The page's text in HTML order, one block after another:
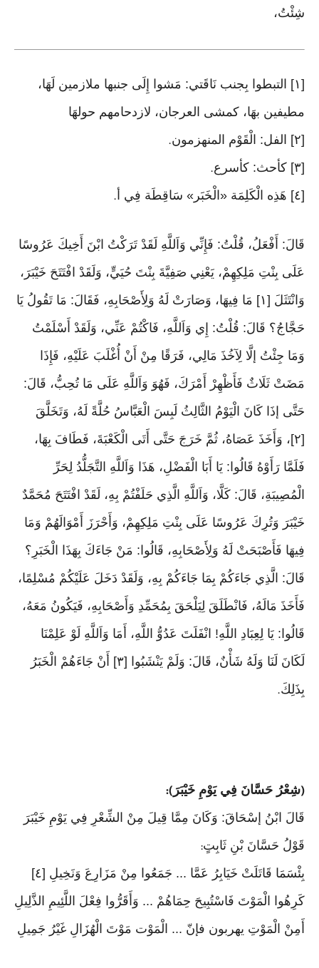
شِئْتُ،
[١] التبطوا بِجنب نَاقَتي: مَشوا إِلَى جنبها ملازمين لَهَا،
مطيفين بهَا، كمشى العرجان، لازدحامهم حولهَا
[٢] الفل: الْقَوْم المنهزمون
.
[٣] كأحث: كأسرع .
[٤] هَذِه الْكَلِمَة «الْخَبَر» سَاقِطَة فِي أ .
قَالَ: أَفْعَلُ، قُلْتُ: فَإِنِّي وَاَللَّهِ لَقَدْ تَرَكْتُ ابْنَ أَخِيكَ عَرُوسًا
عَلَى بِنْتِ مَلِكِهِمْ، يَعْنِي صَفِيَّةَ بِنْتَ حُيَيٍّ، وَلَقَدْ افْتَتَحَ خَيْبَرَ،
وَانْتَثَلَ [١] مَا فِيهَا، وَصَارَتْ لَهُ وَلِأَصْحَابِهِ، فَقَالَ: مَا تَقُولُ يَا
حَجَّاجُ؟ قَالَ: قُلْتُ: إِي وَاَللَّهِ، فَاكْتُمْ عَنِّي، وَلَقَدْ أَسْلَمْتُ
وَمَا جِئْتُ إلَّا لِآخُذَ مَالِي، فَرَقًا مِنْ أَنْ أُغْلَبَ عَلَيْهِ، فَإِذَا
مَضَتْ ثَلَاثٌ فَأَظْهِرْ أَمْرَكَ، فَهُوَ وَاَللَّهِ عَلَى مَا تُحِبُّ، قَالَ:
حَتَّى إذَا كَانَ الْيَوْمُ الثَّالِثُ لَبِسَ الْعَبَّاسُ حُلَّةً لَهُ، وَتَخَلَّقَ
[٢]، وَأَخَذَ عَصَاهُ، ثُمَّ خَرَجَ حَتَّى أَتَى الْكَعْبَةَ، فَطَافَ بِهَا،
فَلَمَّا رَأَوْهُ قَالُوا: يَا أَبَا الْفَضْلِ، هَذَا وَاَللَّهِ التَّجَلُّدُ لِحَرِّ
الْمُصِيبَةِ، قَالَ: كَلَّا، وَاَللَّهِ الَّذِي حَلَفْتُمْ بِهِ، لَقَدْ افْتَتَحَ مُحَمَّدٌ
خَيْبَرَ وَتُرِكَ عَرُوسًا عَلَى بِنْتِ مَلِكِهِمْ، وَأَحْرَزَ أَمْوَالَهُمْ وَمَا
فِيهَا فَأَصْبَحَتْ لَهُ وَلِأَصْحَابِهِ، قَالُوا: مَنْ جَاءَكَ بِهَذَا الْخَبَرِ؟
قَالَ: الَّذِي جَاءَكُمْ بِمَا جَاءَكُمْ بِهِ، وَلَقَدْ دَخَلَ عَلَيْكُمْ مُسْلِمًا،
فَأَخَذَ مَالَهُ، فَانْطَلَقَ لِيَلْحَقَ بِمُحَمِّدِ وَأَصْحَابِهِ، فَيَكُونُ مَعَهُ،
قَالُوا: يَا لِعِبَادِ اللَّهِ! انْفَلَتَ عَدُوُّ اللَّهِ، أَمَا وَاَللَّهِ لَوْ عَلِمْنَا
لَكَانَ لَنَا وَلَهُ شَأْنٌ، قَالَ: وَلَمْ يَنْشَبُوا [٣] أَنْ جَاءَهُمْ الْخَبَرُ
بِذَلِكَ.
(شِعْرُ حَسَّانَ فِي يَوْمِ خَيْبَرَ ):
قَالَ ابْنُ إسْحَاقَ: وَكَانَ مِمَّا قِيلَ مِنْ الشِّعْرِ فِي يَوْمِ خَيْبَرَ
قَوْلُ حَسَّانَ بْنِ ثَابِتٍ:
بِئْسَمَا قَاتَلَتْ خَيَابِرُ عَمَّا ... جَمَعُوا مِنْ مَزَارِعَ وَنَخِيلِ [٤]
كَرِهُوا الْمَوْتَ فَاسْتُبِيحَ حِمَاهُمْ ... وَأَقَرُّوا فِعْلَ اللَّئِيمِ الذَّلِيلِ
أَمِنْ الْمَوْتِ يهربون فإنّ ... الْمَوْت مَوْتَ الْهُزَالِ غَيْرُ جَمِيلِ